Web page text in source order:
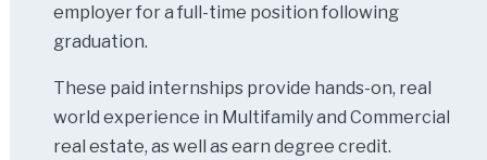
employer for a full-time position following
graduation.
These paid internships provide hands-on, real
world experience in Multifamily and Commercial
real estate, as well as earn degree credit.